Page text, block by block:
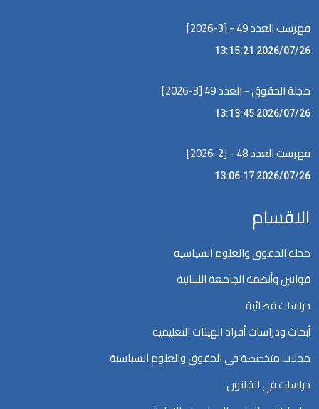
فهرست العدد 49 - [3-2026]
2026/07/26 13:15:21
مجلة الحقوق - العدد 49 [3-2026]
2026/07/26 13:13:45
فهرست العدد 48 - [2-2026]
2026/07/26 13:06:17
الاقسام
مجلة الحقوق والعلوم السياسية
قوانين وأنظمة الجامعة اللبنانية
دراسات قضائية
أبحاث ودراسات أفراد الهيئات التعليمية
مجلات متخصصة في الحقوق والعلوم السياسية
دراسات في القانون